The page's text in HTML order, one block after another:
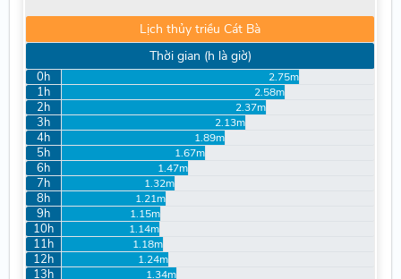
Lịch thủy triều Cát Bà
Thời gian (h là giờ)
0h 2.75m
1h 2.58m
2h 2.37m
3h 2.13m
4h 1.89m
5h 1.67m
6h 1.47m
7h 1.32m
8h 1.21m
9h 1.15m
10h 1.14m
11h 1.18m
12h 1.24m
13h 1.34m